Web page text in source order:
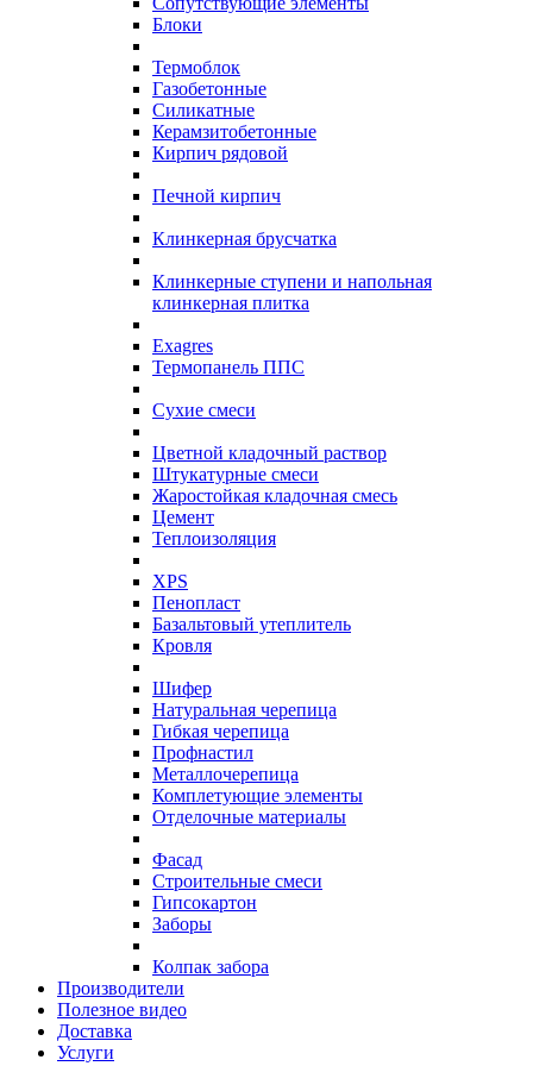
Блоки
Термоблок
Газобетонные
Силикатные
Керамзитобетонные
Кирпич рядовой
Печной кирпич
Клинкерная брусчатка
Клинкерные ступени и напольная
клинкерная плитка
Exagres
Термопанель ППС
Сухие смеси
Цветной кладочный раствор
Штукатурные смеси
Жаростойкая кладочная смесь
Цемент
Теплоизоляция
XPS
Пенопласт
Базальтовый утеплитель
Кровля
Шифер
Натуральная черепица
Гибкая черепица
Профнастил
Металлочерепица
Комплетующие элементы
Отделочные материалы
Фасад
Строительные смеси
Гипсокартон
Заборы
Колпак забора
Производители
Полезное видео
Доставка
Услуги